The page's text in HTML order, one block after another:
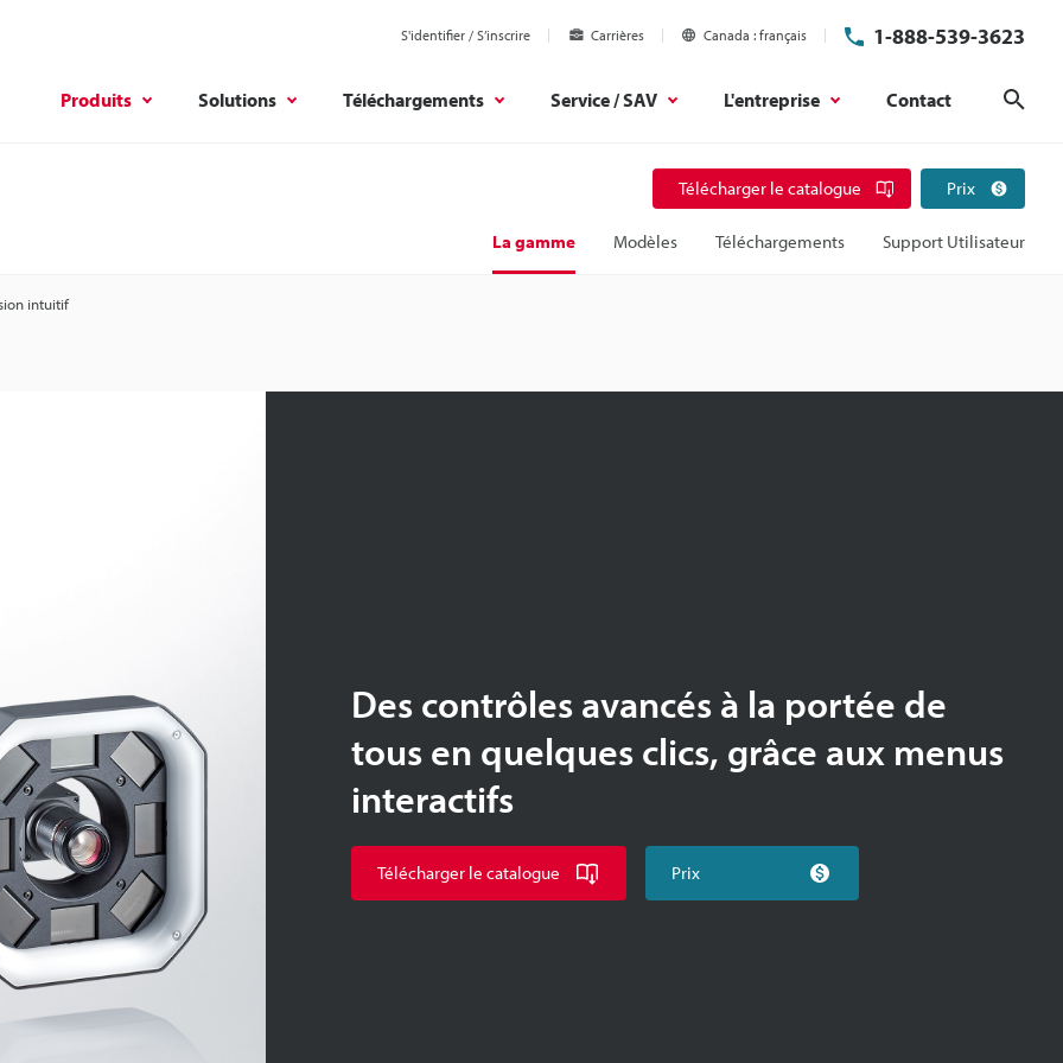
S'identifier / S’inscrire Carrières Canada français 1-888-539-3623
Produits Solutions Téléchargements Service / SAV L'entreprise Contact
Télécharger le catalogue Prix
La gamme Modèles Téléchargements Support Utilisateur
intuitif
Des contrôles avancés à la portée de
tous en quelques clics, grâce aux menus
interactifs
Télécharger le catalogue Prix